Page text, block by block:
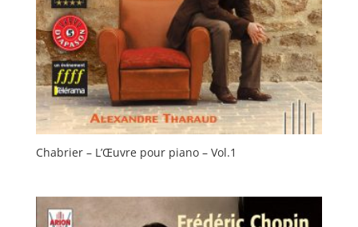
Chabrier – L’Œuvre pour piano – Vol.1